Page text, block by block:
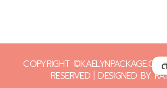
COPYRIGHT
RESERVED | DESIGNED BY